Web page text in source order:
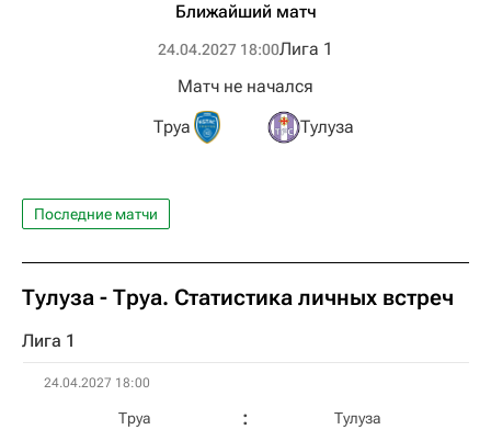
Ближайший матч
24.04.2027 18:00Лига 1
Труа
Матч не начался
Тулуза
Последние матчи
Тулуза - Труа. Статистика личных встреч
Лига 1
24.04.2027 18:00
Труа Тулуза